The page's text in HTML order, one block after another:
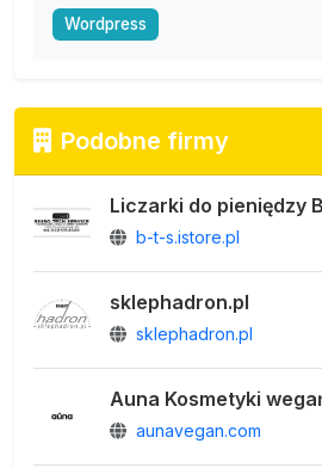
Wordpress
Podobne firmy
Liczarki do pieniędzy
b-t-s.istore.pl
sklephadron.pl
sklephadron.pl
Auna Kosmetyki
aunavegan.com